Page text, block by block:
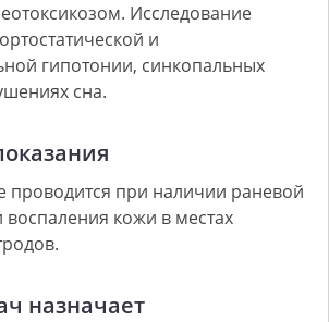
Исследование
и
гипотонии, синкопальных
сна.
проводится при наличии раневой
воспаления кожи в местах
назначает